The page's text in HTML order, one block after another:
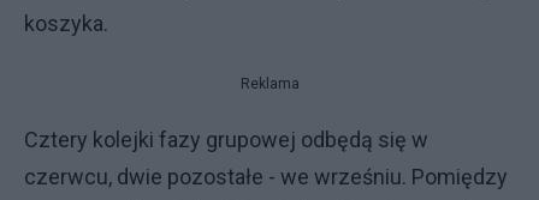
koszyka.
Reklama
Cztery kolejki fazy grupowej odbędą się w
czerwcu, dwie pozostałe - we wrześniu. Pomiędzy